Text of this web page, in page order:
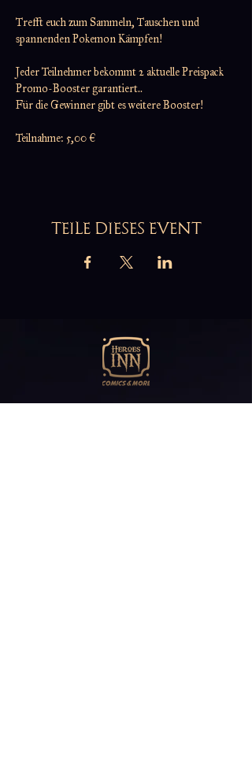
Trefft euch zum Sammeln, Tauschen und
spannenden Pokemon Kämpfen!
Jeder Teilnehmer bekommt 2 aktuelle Preispack
Promo-Booster garantiert..
Für die Gewinner gibt es weitere Booster!
Teilnahme: 5,00 €
TEILE DIESES EVENT